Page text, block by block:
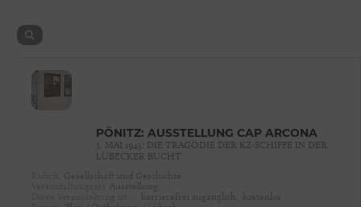
PÖNITZ: AUSSTELLUNG CAP ARCONA
3. MAI 1945: DIE TRAGÖDIE DER KZ-SCHIFFE IN DER
LÜBECKER BUCHT